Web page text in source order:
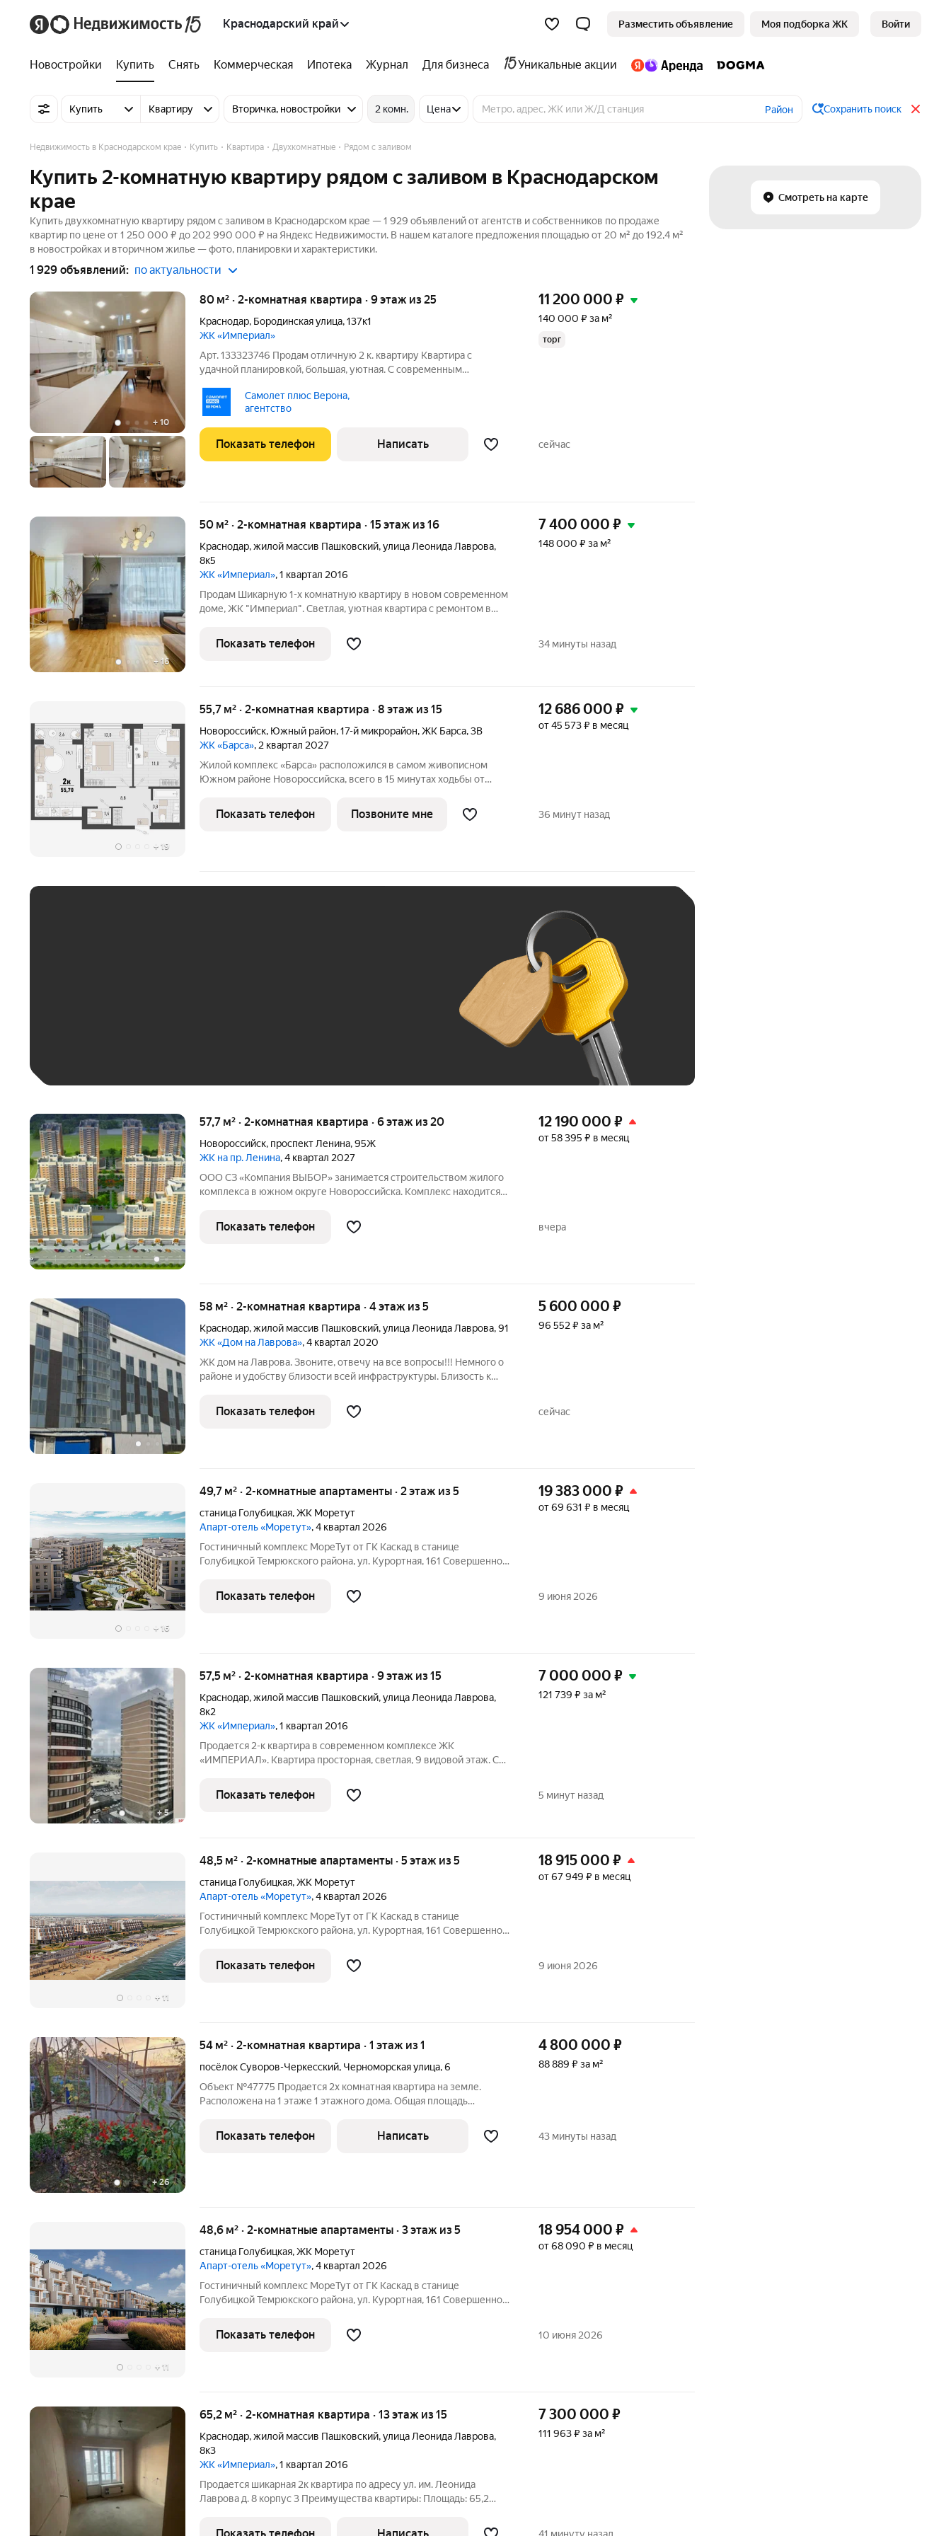
Краснодарский край Разместить объявление Моя подборка ЖК Войти
Новостройки Купить Снять Коммерческая Ипотека Журнал Для бизнеса Уникальные акции
Купить Квартиру Вторичка, новостройки 2 комн. Цена Район Сохранить поиск
Смотреть на карте
Недвижимость в Краснодарском крае Купить Квартира Двухкомнатные Рядом с заливом
Купить 2-комнатную квартиру рядом с заливом в Краснодарском
крае
Купить двухкомнатную квартиру рядом с заливом в Краснодарском крае — 1 929 объявлений от агентств и собственников по продаже
квартир по цене от 1 250 000 ₽ до 202 990 000 ₽ на Яндекс Недвижимости. В нашем каталоге предложения площадью от 20 м² до 192,4 м²
в новостройках и вторичном жилье — фото, планировки и характеристики.
1 929 объявлений: по актуальности
+ 10
80 м² · 2-комнатная квартира · 9 этаж из 25
Краснодар, Бородинская улица,137к1
ЖК «Империал»
Арт. 133323746 Продам отличную 2 к. квартиру Квартира с
удачной планировкой, большая, уютная. С современным
санузле и ванной кафель, хорошая сантехника. Огромная кухня 19
метров вмещает
Самолет плюс Верона,
агентство
11 200 000 ₽
140 000 ₽ за м²
торг
Показать телефон Написать сейчас
+ 16
50 м² · 2-комнатная квартира · 15 этаж из 16
Краснодар,жилой массив Пашковский,улица Леонида Лаврова,
8к5
ЖК «Империал», 1 квартал 2016
Продам Шикарную 1-х комнатную квартиру в новом современном
доме, ЖК "Империал". Светлая, уютная квартира с ремонтом в
вариант заходи и живи. Комплекс с закрытой территорией,
консьерж сервисом,
7 400 000 ₽
148 000 ₽ за м²
Показать телефон 34 минуты назад
+ 19
55,7 м² · 2-комнатная квартира · 8 этаж из 15
Новороссийск, Южный район,17-й микрорайон,ЖК Барса,3В
ЖК «Барса», 2 квартал 2027
Жилой комплекс «Барса» расположился в самом живописном
Южном районе Новороссийска, всего в 15 минутах ходьбы от
этажей. Проект объединяет просторные квартиры с панорамными
окнами, продуманные
12 686 000 ₽
от 45 573 ₽ в месяц
Показать телефон Позвоните мне 36 минут назад
57,7 м² · 2-комнатная квартира · 6 этаж из 20
Новороссийск, проспект Ленина,95Ж
ЖК на пр. Ленина, 4 квартал 2027
ООО СЗ «Компания ВЫБОР» занимается строительством жилого
комплекса в южном округе Новороссийска. Комплекс находится
шаговой доступности от Суджукской косы. Район отличается
благоприятной
12 190 000 ₽
от 58 395 ₽ в месяц
Показать телефон вчера
58 м² · 2-комнатная квартира · 4 этаж из 5
Краснодар,жилой массив Пашковский,улица Леонида Лаврова,91
ЖК «Дом на Лаврова», 4 квартал 2020
ЖК дом на Лаврова. Звоните, отвечу на все вопросы!!! Немного о
районе и удобству близости всей инфраструктуры. Близость к
«METRO», «ОК», «Лента»; - Удобная транспортная развязка,
возможность
5 600 000 ₽
96 552 ₽ за м²
Показать телефон сейчас
+ 16
49,7 м² · 2-комнатные апартаменты · 2 этаж из 5
станица Голубицкая,ЖК Моретут
Апарт-отель «Моретут», 4 квартал 2026
Гостиничный комплекс МореТут от ГК Каскад в станице
Голубицкой Темрюкского района, ул. Курортная, 161 Совершенно
Гостиничный комплекс МореТут расположен на первой
береговой линии. От корпусов
19 383 000 ₽
от 69 631 ₽ в месяц
Показать телефон 9 июня 2026
+5
57,5 м² · 2-комнатная квартира · 9 этаж из 15
Краснодар,жилой массив Пашковский,улица Леонида Лаврова,
8к2
ЖК «Империал», 1 квартал 2016
Продается 2-к квартира в современном комплексе ЖК
«ИМПЕРИАЛ». Квартира просторная, светлая, 9 видовой этаж. С
ТЦ «ОЗМОЛ», «Бауцентр», аэропорт, база отдыха «Лесная сказка».
В 10 мин на авто
7 000 000 ₽
121 739 ₽ за м²
Показать телефон 5 минут назад
+ 11
48,5 м² · 2-комнатные апартаменты · 5 этаж из 5
станица Голубицкая,ЖК Моретут
Апарт-отель «Моретут», 4 квартал 2026
Гостиничный комплекс МореТут от ГК Каскад в станице
Голубицкой Темрюкского района, ул. Курортная, 161 Совершенно
Гостиничный комплекс МореТут расположен на первой
береговой линии. От корпусов
18 915 000 ₽
от 67 949 ₽ в месяц
Показать телефон 9 июня 2026
+26
54 м² · 2-комнатная квартира · 1 этаж из 1
посёлок Суворов-Черкесский, Черноморская улица,6
Объект №47775 Продается 2х комнатная квартира на земле.
Расположена на 1 этаже 1 этажного дома. Общая площадь
котором растут плодовые деревья. На территории имеется баня,
подвал,
4 800 000 ₽
88 889 ₽ за м²
Показать телефон Написать 43 минуты назад
+ 11
48,6 м² · 2-комнатные апартаменты · 3 этаж из 5
станица Голубицкая,ЖК Моретут
Апарт-отель «Моретут», 4 квартал 2026
Гостиничный комплекс МореТут от ГК Каскад в станице
Голубицкой Темрюкского района, ул. Курортная, 161 Совершенно
Гостиничный комплекс МореТут расположен на первой
береговой линии. От корпусов
18 954 000 ₽
от 68 090 ₽ в месяц
Показать телефон 10 июня 2026
65,2 м² · 2-комнатная квартира · 13 этаж из 15
Краснодар,жилой массив Пашковский,улица Леонида Лаврова,
8к3
ЖК «Империал», 1 квартал 2016
Продается шикарная 2к квартира по адресу ул. им. Леонида
Лаврова д. 8 корпус 3 Преимущества квартиры: Площадь: 65,2
семьи или сдачи в аренду Кухня: просторная, 12,0 кв.м, отлично
7 300 000 ₽
111 963 ₽ за м²